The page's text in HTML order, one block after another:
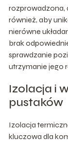
rozprowadzona,
również, aby
nierówne
brak
sprawdzanie
utrzymanie jego
Izolacja i
pustaków
Izolacja
kluczowa dla